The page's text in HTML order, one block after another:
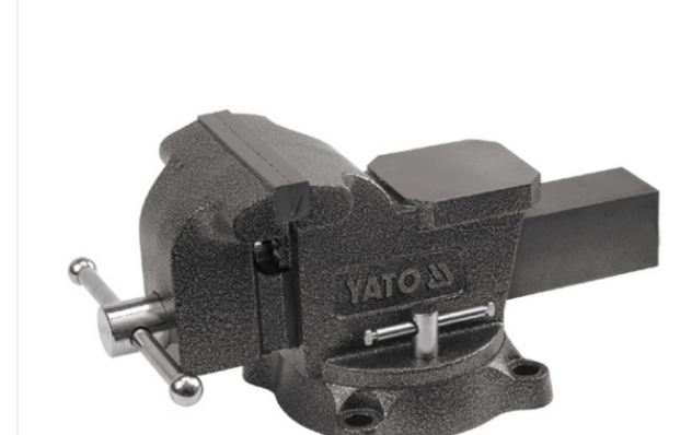
Sada na servis a údržbu motoru
Startovací zdroje